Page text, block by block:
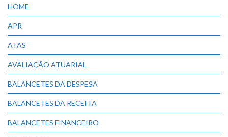
HOME
APR
ATAS
AVALIAÇÃO ATUARIAL
BALANCETES DA DESPESA
BALANCETES DA RECEITA
BALANCETES FINANCEIRO